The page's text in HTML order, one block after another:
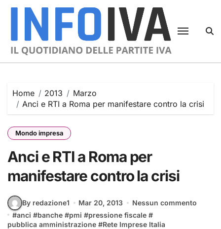
Skip
Home 2013
Marzo
Anci e RTI a Roma per manifestare contro la crisi
Mondo impresa
Anci e RTI a Roma per
manifestare contro la crisi
By redazione1 Mar 20, 2013
Nessun commento
#anci #banche #pmi #pressione fiscale #
pubblica amministrazione #Rete Imprese Italia